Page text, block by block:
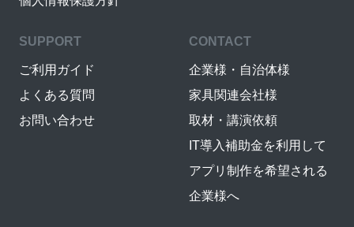
SUPPORT
ご利用ガイド
よくある質問
お問い合わせ
CONTACT
企業様・自治体様
家具関連会社様
取材・講演依頼
IT導入補助金を利用して
アプリ制作を希望される
企業様へ